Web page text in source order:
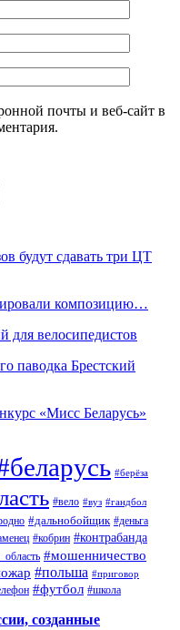
почты и веб-сайт в
будут сдавать три ЦТ
композицию…
для велосипедистов
паводка Брестский
«Мисс Беларусь»
#берёза
#вело #вуз #гандбол
#дальнобойщик #деньга
#кобрин #контрабанда
#мошенничество
#польша #приговор
#футбол #школа
созданные